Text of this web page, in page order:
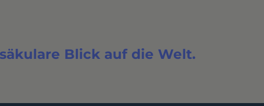
Blick auf die Welt.